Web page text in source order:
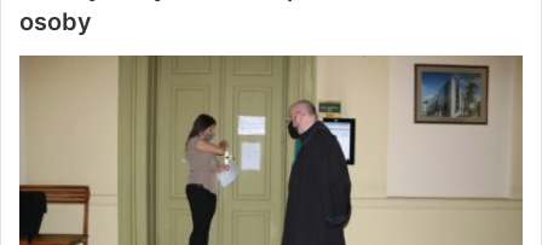
osoby